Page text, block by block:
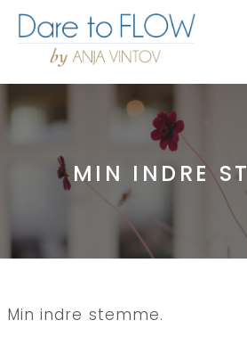
MIN INDRE
Min indre stemme.